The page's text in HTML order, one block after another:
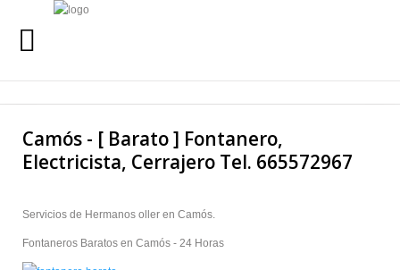
INICIO
SERVICIOS
QUIENES SOMOS
Camós - [ Barato ] Fontanero,
Electricista, Cerrajero Tel. 665572967
Servicios de Hermanos oller en Camós.
Fontaneros Baratos en Camós - 24 Horas